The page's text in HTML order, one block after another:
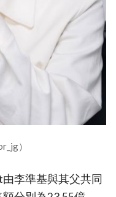
）
李準基與其父共同